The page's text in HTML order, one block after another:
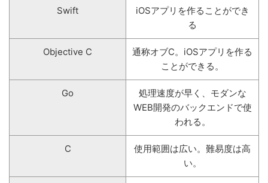
Swift
iOSアプリを作ることができ
る
Objective C
通称オブC。iOSアプリを作る
ことができる。
Go
処理速度が早く、モダンな
WEB開発のバックエンドで使
われる。
C
使用範囲は広い。難易度は高
い。